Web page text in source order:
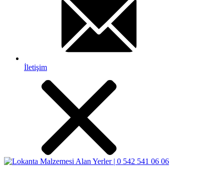
İletişim